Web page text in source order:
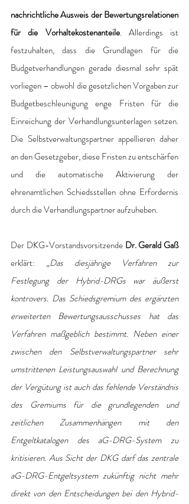
nachrichtliche Ausweis der Bewertungsrelationen
für die Vorhaltekostenanteile. Allerdings ist
festzuhalten, dass die Grundlagen für die
Budgetverhandlungen gerade diesmal sehr spät
vorliegen – obwohl die gesetzlichen Vorgaben zur
Budgetbeschleunigung enge Fristen für die
Einreichung der Verhandlungsunterlagen setzen.
Die Selbstverwaltungspartner appellieren daher
an den Gesetzgeber, diese Fristen zu entschärfen
und die automatische Aktivierung der
ehrenamtlichen Schiedsstellen ohne Erfordernis
durch die Verhandlungspartner aufzuheben.
Der DKG-Vorstandsvorsitzende Dr. Gerald Gaß
erklärt: „Das diesjährige Verfahren zur
Festlegung der Hybrid-DRGs war äußerst
kontrovers. Das Schiedsgremium des ergänzten
erweiterten Bewertungsausschusses hat das
Verfahren maßgeblich bestimmt. Neben einer
zwischen den Selbstverwaltungspartner sehr
umstrittenen Leistungsauswahl und Berechnung
der Vergütung ist auch das fehlende Verständnis
des Gremiums für die grundlegenden und
zeitlichen Zusammenhängen mit den
Entgeltkatalogen des aG-DRG-System zu
kritisieren. Aus Sicht der DKG darf das zentrale
aG-DRG-Entgeltsystem zukünftig nicht mehr
direkt von den Entscheidungen bei den Hybrid-